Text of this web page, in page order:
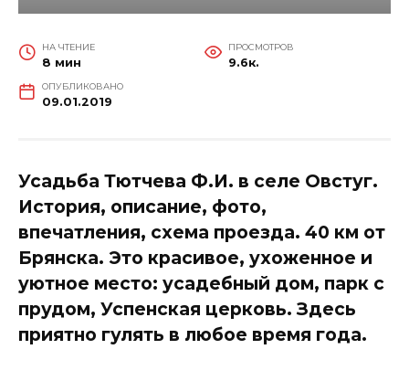
НА ЧТЕНИЕ
8 мин
ПРОСМОТРОВ
9.6к.
ОПУБЛИКОВАНО
09.01.2019
Усадьба Тютчева Ф.И. в селе Овстуг.
История, описание, фото,
впечатления, схема проезда. 40 км от
Брянска. Это красивое, ухоженное и
уютное место: усадебный дом, парк с
прудом, Успенская церковь. Здесь
приятно гулять в любое время года.